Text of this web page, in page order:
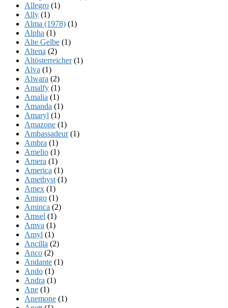
Allegro (1)
Ally (1)
Alma (1978) (1)
Alpha (1)
Alte Gelbe (1)
Altena (2)
Altösterreicher(1)
Alva (1)
Alwara (2)
Amalfy (1)
Amalia (1)
Amanda (1)
Amaryl (1)
Amazone (1)
Ambassadeur(1)
Ambra (1)
Amelio (1)
Amera (1)
America (1)
Amethyst (1)
Amex (1)
Amigo (1)
Aminca (2)
Amsel (1)
Amva (1)
Amyl (1)
Ancilla (2)
Anco (2)
Andante (1)
Ando (1)
Andra (1)
Ane (1)
Anemone (1)